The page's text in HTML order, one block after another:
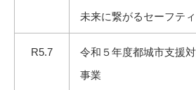
未来に繋がるセーフテ
R5.7
令和５年度都城市支援
事業